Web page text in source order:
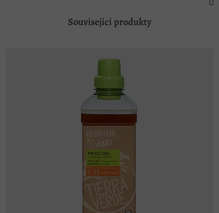
Související produkty